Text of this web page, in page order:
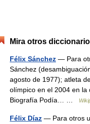
Mira otros
Félix Sánchez — Para
Sánchez
agosto de 1977); atleta
olímpico en el 2004 en la
Biografía Podía… …
Félix Díaz — Para otros